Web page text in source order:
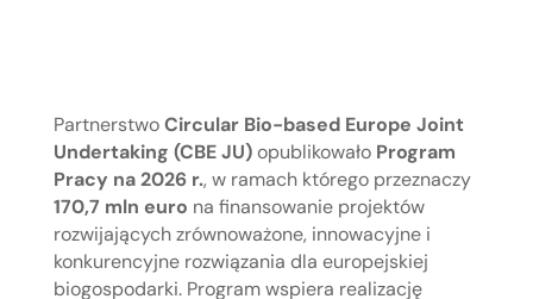
PartnerstwoCircular Bio-based Europe Joint
Undertaking (CBE JU)opublikowało Program
Pracy na 2026 r., w ramach którego przeznaczy
170,7 mln euro na finansowanie projektów
rozwijających zrównoważone, innowacyjne i
konkurencyjne rozwiązania dla europejskiej
biogospodarki. Program wspiera realizację